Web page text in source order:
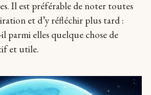
Il est préférable de noter toutes
et d’y réfléchir plus tard :
parmi elles quelque chose de
et utile.